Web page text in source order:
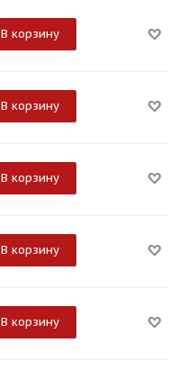
В корзину
В корзину
В корзину
В корзину
В корзину